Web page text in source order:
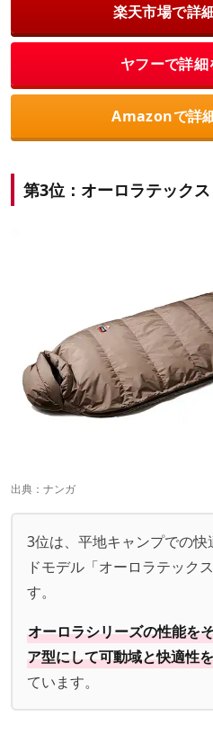
楽天市場で詳
ヤフーで詳細
Amazonで詳
第3位：オーロラテック
出典： ナンガ
3位は、平地キャンプでの
ドモデル「オーロラテック
す。
オーロラシリーズの性能を
ア型にして可動域と快適性
ています。